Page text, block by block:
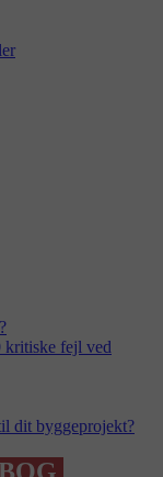
fejl ved